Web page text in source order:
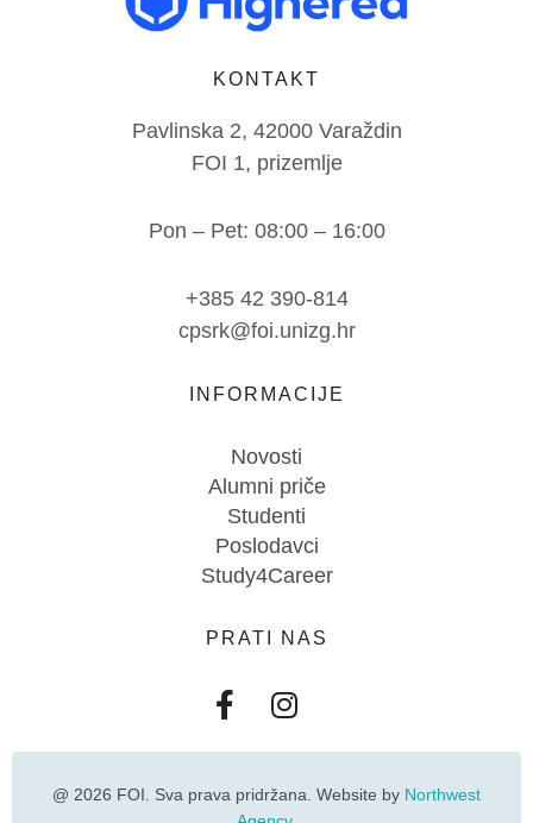
KONTAKT
Pavlinska 2, 42000 Varaždin
FOI 1, prizemlje
Pon – Pet: 08:00 – 16:00
+385 42 390-814
cpsrk@foi.unizg.hr
INFORMACIJE
Novosti
Alumni priče
Studenti
Poslodavci
Study4Career
PRATI NAS
@ 2026 FOI. Sva prava pridržana. Website by Northwest